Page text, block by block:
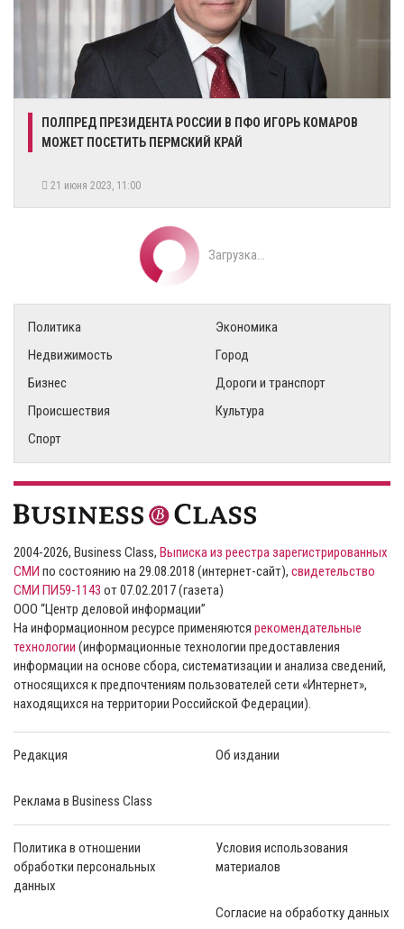
ПОЛПРЕД ПРЕЗИДЕНТА РОССИИ В ПФО ИГОРЬ КОМАРОВ
МОЖЕТ ПОСЕТИТЬ ПЕРМСКИЙ КРАЙ
21 июня 2023, 11:00
Загрузка...
Политика
Экономика
Недвижимость
Город
Бизнес
Дороги и транспорт
Происшествия
Культура
Спорт
2004-2026, Business Class, Выписка из реестра зарегистрированных
СМИ по состоянию на 29.08.2018 (интернет-сайт), свидетельство
СМИ ПИ59-1143 от 07.02.2017 (газета)
ООО “Центр деловой информации”
На информационном ресурсе применяются рекомендательные
технологии (информационные технологии предоставления
информации на основе сбора, систематизации и анализа сведений,
относящихся к предпочтениям пользователей сети «Интернет»,
находящихся на территории Российской Федерации).
Редакция Об издании
Реклама в Business Class
Политика в отношении
обработки персональных
данных
Условия использования
материалов
Согласие на обработку данных